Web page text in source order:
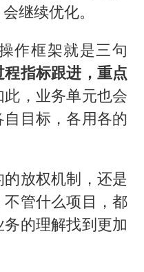
继续优化。
作框架就是三句
指标跟进，重点
，业务单元也会
目标，各用各的
放权机制，还是
管什么项目，都
的理解找到更加